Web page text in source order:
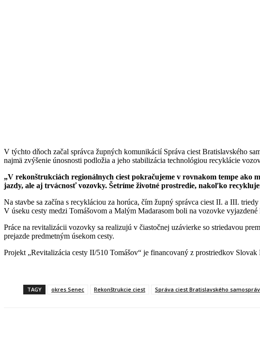
V týchto dňoch začal správca župných komunikácií Správa ciest Bratislavského
najmä zvýšenie únosnosti podložia a jeho stabilizácia technológiou recyklácie
„V rekonštrukciách regionálnych ciest pokračujeme v rovnakom tempe ako
jazdy, ale aj trvácnosť vozovky. Šetríme životné prostredie, nakoľko
Na stavbe sa začína s recykláciou za horúca, čím župný správca ciest II. a III.
V úseku cesty medzi Tomášovom a Malým Madarasom boli na vozovke
Práce na revitalizácii vozovky sa realizujú v čiastočnej uzávierke so striedavou
prejazde predmetným úsekom cesty.
Projekt „Revitalizácia cesty II/510 Tomášov“ je financovaný z prostriedkov
TAGY okres Senec Rekonštrukcie ciest Správa ciest Bratislavského